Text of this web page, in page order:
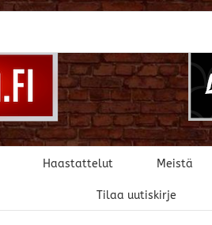
Haastattelut Meistä
Tilaa uutiskirje